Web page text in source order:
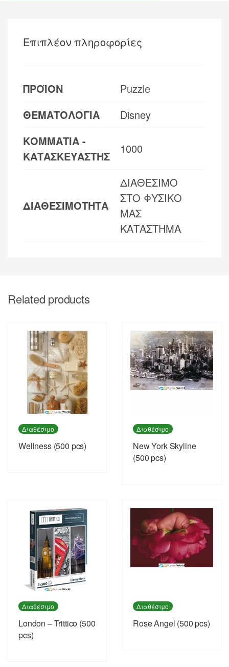
Επιπλέον πληροφορίες
ΠΡΟΪΟΝ
Puzzle
ΘΕΜΑΤΟΛΟΓΙΑ
Disney
ΚΟΜΜΑΤΙΑ -
ΚΑΤΑΣΚΕΥΑΣΤΗΣ
1000
ΔΙΑΘΕΣΙΜΟΤΗΤΑ
ΔΙΑΘΕΣΙΜΟ
ΣΤΟ ΦΥΣΙΚΟ
ΜΑΣ
ΚΑΤΑΣΤΗΜΑ
Related products
Διαθέσιμο
Wellness (500 pcs)
Διαθέσιμο
New York Skyline
(500 pcs)
Διαθέσιμο
London – Trittico (500
pcs)
Διαθέσιμο
Rose Angel (500 pcs)